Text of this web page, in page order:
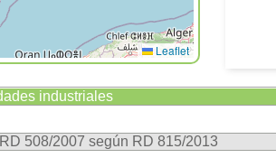
Leaflet
industriales
508/2007 según RD 815/2013